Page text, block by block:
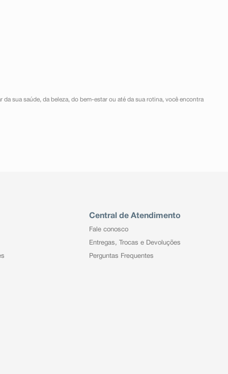
sua saúde, da beleza, do bem-estar ou até da sua rotina, você encontra
Central de Atendimento
Fale conosco
Entregas, Trocas e Devoluções
Perguntas Frequentes